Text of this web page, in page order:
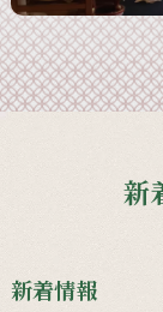
新
新着情報